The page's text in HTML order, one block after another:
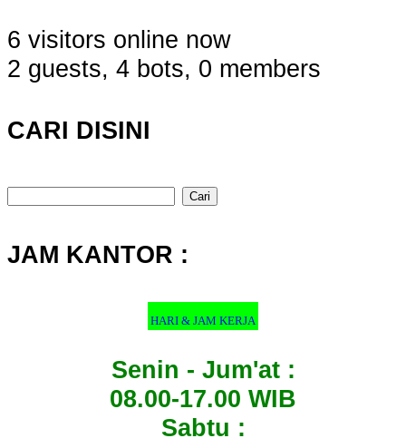
6 visitors online now
2 guests, 4 bots, 0 members
CARI DISINI
Cari
JAM KANTOR :
HARI & JAM KERJA
Senin - Jum'at :
08.00-17.00 WIB
Sabtu :